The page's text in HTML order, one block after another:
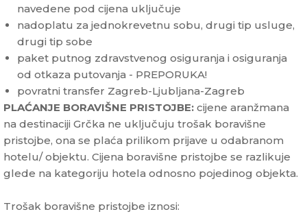
navedene pod cijena uključuje
nadoplatu za jednokrevetnu sobu, drugi tip usluge,
drugi tip sobe
paket putnog zdravstvenog osiguranja i osiguranja
od otkaza putovanja - PREPORUKA!
povratni transfer Zagreb-Ljubljana-Zagreb
PLAĆANJE BORAVIŠNE PRISTOJBE: cijene aranžmana
na destinaciji Grčka ne uključuju trošak boravišne
pristojbe, ona se plaća prilikom prijave u odabranom
hotelu/ objektu. Cijena boravišne pristojbe se razlikuje
glede na kategoriju hotela odnosno pojedinog objekta.
Trošak boravišne pristojbe iznosi: